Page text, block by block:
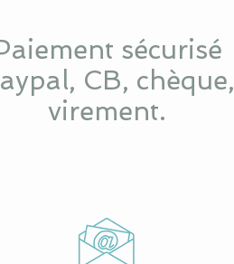
sécurisé
CB, chèque,
virement.